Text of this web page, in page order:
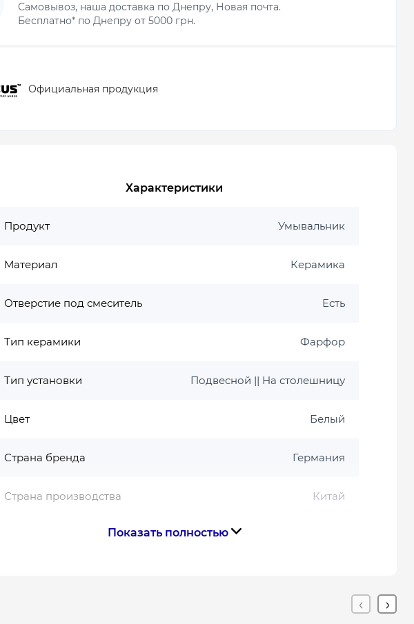
Самовывоз, наша доставка по Днепру, Новая почта.
Бесплатно* по Днепру от 5000 грн.
Официальная продукция
Характеристики
Продукт Умывальник
Материал Керамика
Отверстие под смеситель Есть
Тип керамики Фарфор
Тип установки Подвесной || На столешницу
Цвет Белый
Страна бренда Германия
Страна производства Китай
Показать полностью